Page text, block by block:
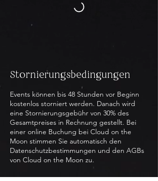
Stornierungsbedingungen
Events können bis 48 Stunden vor Beginn
kostenlos storniert werden. Danach wird
eine Stornierungsgebühr von 30% des
Gesamtpreises in Rechnung gestellt. Bei
einer online Buchung bei Cloud on the
Moon stimmen Sie automatisch den
Datenschutzbestimmungen und den AGBs
von Cloud on the Moon zu.